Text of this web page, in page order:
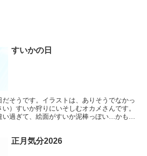
すいかの日
だそうです。イラストは、ありそうでなかっ
）すいか狩りにいそしむオカメさんです。
い過ぎて、絵面がすいか泥棒っぽい…かも？
正月気分2026